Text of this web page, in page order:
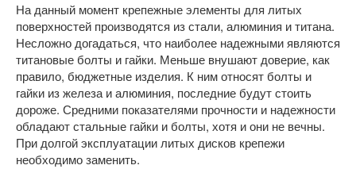
На данный момент крепежные элементы для литых
поверхностей производятся из стали, алюминия и титана.
Несложно догадаться, что наиболее надежными являются
титановые болты и гайки. Меньше внушают доверие, как
правило, бюджетные изделия. К ним относят болты и
гайки из железа и алюминия, последние будут стоить
дороже. Средними показателями прочности и надежности
обладают стальные гайки и болты, хотя и они не вечны.
При долгой эксплуатации литых дисков крепежи
необходимо заменить.